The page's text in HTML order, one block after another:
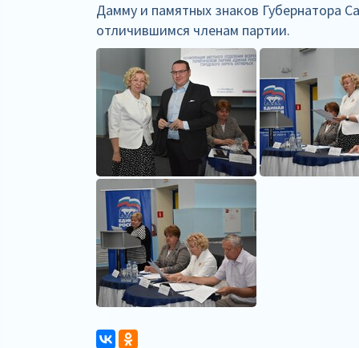
Дамму и памятных знаков Губернатора
отличившимся членам партии.